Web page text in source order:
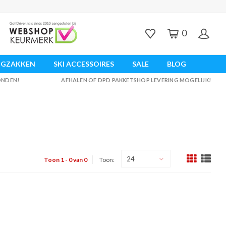
0
SKI ACCESSOIRES SALE BLOG
AFHALEN OF DPD PAKKETSHOP LEVERING MOGELIJK!
Toon 1 - 0 van 0 Toon: 24